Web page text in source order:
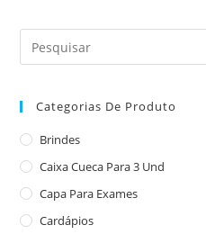
Categorias De Produto
Brindes
Caixa Cueca Para 3 Und
Capa Para Exames
Cardápios